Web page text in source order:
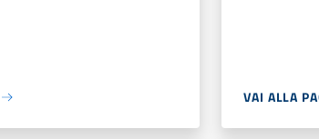
VAI ALLA